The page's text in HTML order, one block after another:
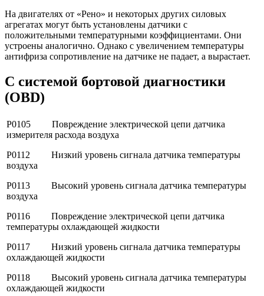
На двигателях от «Рено» и некоторых других силовых
агрегатах могут быть установлены датчики с
положительными температурными коэффициентами. Они
устроены аналогично. Однако с увеличением температуры
антифриза сопротивление на датчике не падает, а вырастает.
С системой бортовой диагностики
(OBD)
P0105 Повреждение электрической цепи датчика
измерителя расхода воздуха
P0112 Низкий уровень сигнала датчика температуры
воздуха
P0113 Высокий уровень сигнала датчика температуры
воздуха
P0116 Повреждение электрической цепи датчика
температуры охлаждающей жидкости
P0117 Низкий уровень сигнала датчика температуры
охлаждающей жидкости
P0118 Высокий уровень сигнала датчика температуры
охлаждающей жидкости